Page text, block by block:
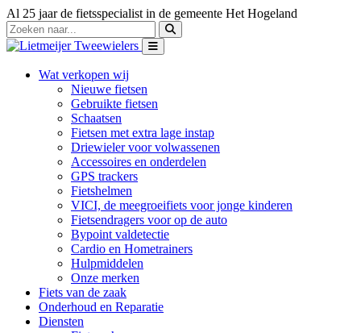
Al 25 jaar de fietsspecialist in de gemeente Het Hogeland
Wat verkopen wij
Nieuwe fietsen
Gebruikte fietsen
Schaatsen
Fietsen met extra lage instap
Driewieler voor volwassenen
Accessoires en onderdelen
GPS trackers
Fietshelmen
VICI, de meegroeifiets voor jonge kinderen
Fietsendragers voor op de auto
Bypoint valdetectie
Cardio en Hometrainers
Hulpmiddelen
Onze merken
Fiets van de zaak
Onderhoud en Reparatie
Diensten